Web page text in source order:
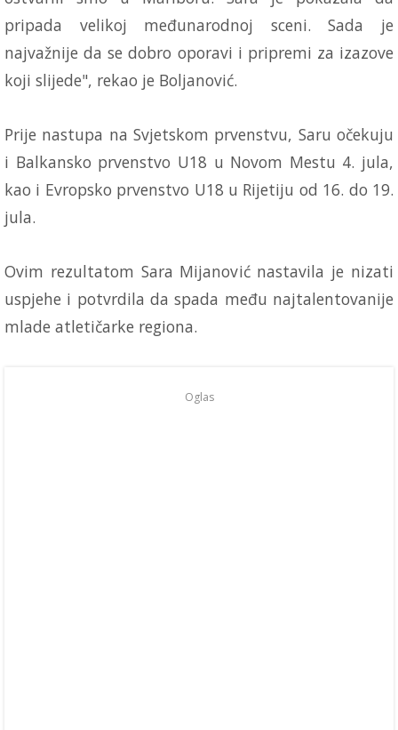
pripada velikoj međunarodnoj sceni. Sada je
najvažnije da se dobro oporavi i pripremi za izazove
koji slijede", rekao je Boljanović.
Prije nastupa na Svjetskom prvenstvu, Saru očekuju
i Balkansko prvenstvo U18 u Novom Mestu 4. jula,
kao i Evropsko prvenstvo U18 u Rijetiju od 16. do 19.
jula.
Ovim rezultatom Sara Mijanović nastavila je nizati
uspjehe i potvrdila da spada među najtalentovanije
mlade atletičarke regiona.
Oglas